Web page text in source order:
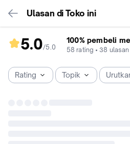
Ulasan di Toko ini
5.0/5.0
rating
5.0
dari
100% pembeli
58 rating • 38 ulasan
Rating Topik